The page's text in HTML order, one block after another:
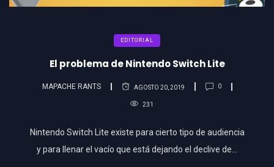
EDITORIAL
El problema de Nintendo Switch Lite
MAPACHE RANTS AGOSTO 20, 2019 0
231
Nintendo Switch Lite existe para cierto tipo de audiencia
y para llenar el vacío que está dejando el declive de…